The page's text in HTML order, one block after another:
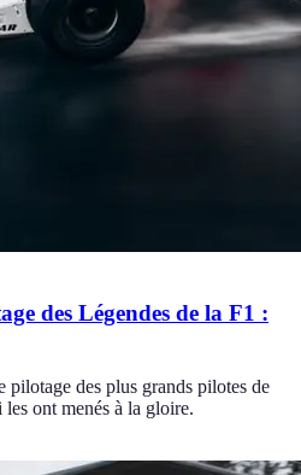
des Légendes de la F1 :
pilotage des plus grands pilotes de
ont menés à la gloire.